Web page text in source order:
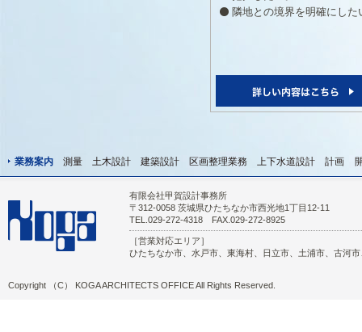
隣地との境界を明確にした
業務案内 測量 土木設計 建築設計 区画整理業務 上下水道設計 計画
有限会社甲賀設計事務所
〒312-0058 茨城県ひたちなか市西光地1丁目12-11
TEL.029-272-4318 FAX.029-272-8925
［営業対応エリア］
ひたちなか市、水戸市、東海村、日立市、土浦市、古河
Copyright （C） KOGA ARCHITECTS OFFICE All Rights Reserved.